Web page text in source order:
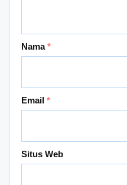
Nama*
Email *
Situs Web